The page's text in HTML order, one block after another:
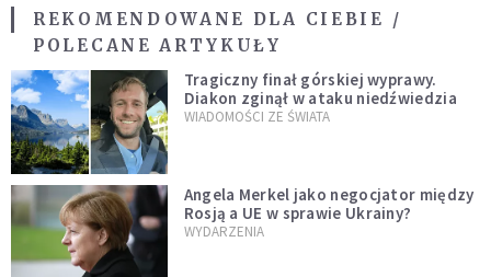
REKOMENDOWANE DLA CIEBIE /
POLECANE ARTYKUŁY
Tragiczny finał górskiej wyprawy.
Diakon zginął w ataku niedźwiedzia
WIADOMOŚCI ZE ŚWIATA
Angela Merkel jako negocjator między
Rosją a UE w sprawie Ukrainy?
WYDARZENIA